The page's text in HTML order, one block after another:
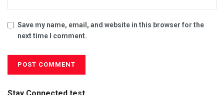
Save my name, email, and website in this browser for the
next time I comment.